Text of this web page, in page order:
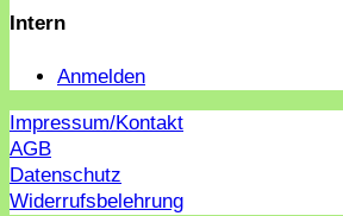
Intern
Anmelden
Impressum/Kontakt
AGB
Datenschutz
Widerrufsbelehrung